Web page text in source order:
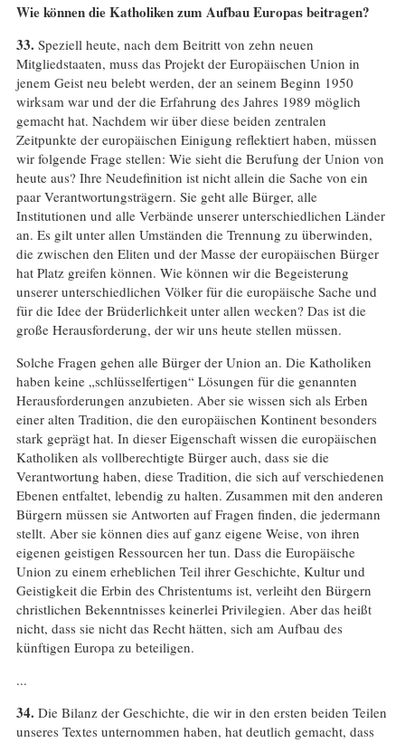
Wie können die Katholiken zum Aufbau Europas beitragen?
33. Speziell heute, nach dem Beitritt von zehn neuen
Mitgliedstaaten, muss das Projekt der Europäischen Union in
jenem Geist neu belebt werden, der an seinem Beginn 1950
wirksam war und der die Erfahrung des Jahres 1989 möglich
gemacht hat. Nachdem wir über diese beiden zentralen
Zeitpunkte der europäischen Einigung reflektiert haben, müssen
wir folgende Frage stellen: Wie sieht die Berufung der Union von
heute aus? Ihre Neudefinition ist nicht allein die Sache von ein
paar Verantwortungsträgern. Sie geht alle Bürger, alle
Institutionen und alle Verbände unserer unterschiedlichen Länder
an. Es gilt unter allen Umständen die Trennung zu überwinden,
die zwischen den Eliten und der Masse der europäischen Bürger
hat Platz greifen können. Wie können wir die Begeisterung
unserer unterschiedlichen Völker für die europäische Sache und
für die Idee der Brüderlichkeit unter allen wecken? Das ist die
große Herausforderung, der wir uns heute stellen müssen.
Solche Fragen gehen alle Bürger der Union an. Die Katholiken
haben keine „schlüsselfertigen“ Lösungen für die genannten
Herausforderungen anzubieten. Aber sie wissen sich als Erben
einer alten Tradition, die den europäischen Kontinent besonders
stark geprägt hat. In dieser Eigenschaft wissen die europäischen
Katholiken als vollberechtigte Bürger auch, dass sie die
Verantwortung haben, diese Tradition, die sich auf verschiedenen
Ebenen entfaltet, lebendig zu halten. Zusammen mit den anderen
Bürgern müssen sie Antworten auf Fragen finden, die jedermann
stellt. Aber sie können dies auf ganz eigene Weise, von ihren
eigenen geistigen Ressourcen her tun. Dass die Europäische
Union zu einem erheblichen Teil ihrer Geschichte, Kultur und
Geistigkeit die Erbin des Christentums ist, verleiht den Bürgern
christlichen Bekenntnisses keinerlei Privilegien. Aber das heißt
nicht, dass sie nicht das Recht hätten, sich am Aufbau des
künftigen Europa zu beteiligen.
...
34. Die Bilanz der Geschichte, die wir in den ersten beiden Teilen
unseres Textes unternommen haben, hat deutlich gemacht, dass